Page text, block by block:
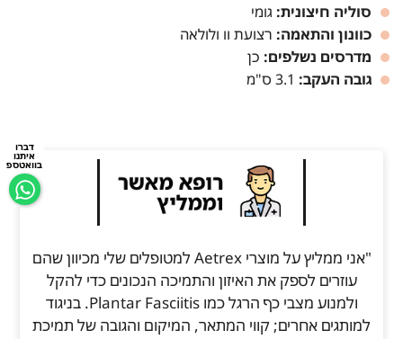
דברו
איתנו
בוואטספ
סוליה חיצונית: גומי
כוונון והתאמה: רצועת וו ולולאה
מדרסים נשלפים: כן
גובה העקב:
"אני ממליץ על מוצרי Aetrex למטופלים שלי מכיוון שהם
עוזרים לספק את האיזון והתמיכה הנכונים כדי להקל
ולמנוע מצבי כף הרגל כמו Plantar Fasciitis. בניגוד
למותגים אחרים; קווי המתאר, המיקום והגובה של תמיכת